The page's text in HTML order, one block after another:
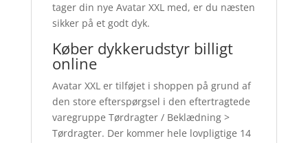
tager din nye Avatar XXL med, er du næsten
sikker på et godt dyk.
Køber dykkerudstyr billigt
online
Avatar XXL er tilføjet i shoppen på grund af
den store efterspørgsel i den eftertragtede
varegruppe Tørdragter / Beklædning >
Tørdragter. Der kommer hele lovpligtige 14